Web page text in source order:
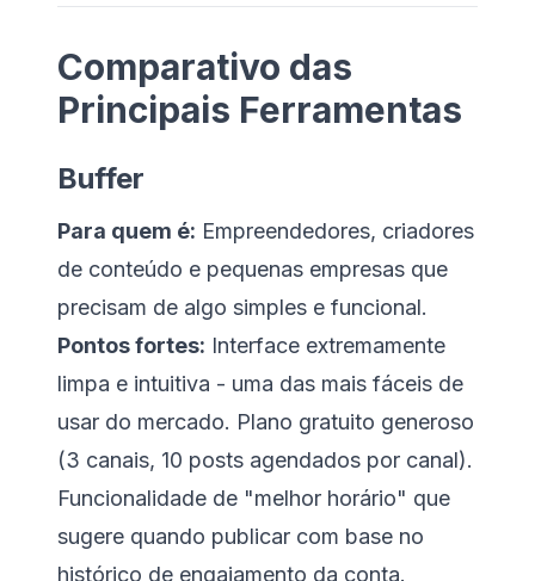
Comparativo das
Principais Ferramentas
Buffer
Para quem é: Empreendedores, criadores
de conteúdo e pequenas empresas que
precisam de algo simples e funcional.
Pontos fortes: Interface extremamente
limpa e intuitiva - uma das mais fáceis de
usar do mercado. Plano gratuito generoso
(3 canais, 10 posts agendados por canal).
Funcionalidade de "melhor horário" que
sugere quando publicar com base no
histórico de engajamento da conta.